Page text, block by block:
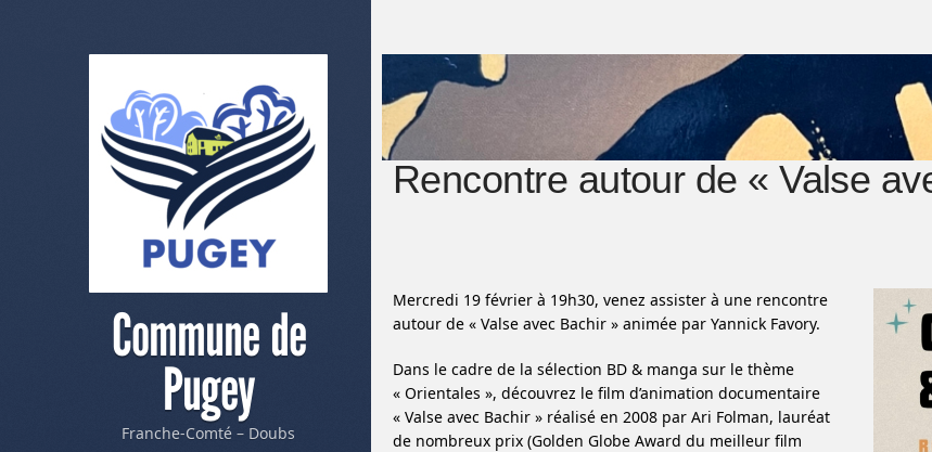
Commune de
Pugey
Franche-Comté – Doubs
Rencontre autour de « Valse
Mercredi 19 février à 19h30, venez assister à une rencontre
autour de « Valse avec Bachir » animée par Yannick Favory.
Dans le cadre de la sélection BD & manga sur le thème
« Orientales », découvrez le film d’animation documentaire
« Valse avec Bachir » réalisé en 2008 par Ari Folman, lauréat
de nombreux prix (Golden Globe Award du meilleur film